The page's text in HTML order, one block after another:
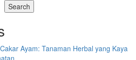
Dewa:
Khasiat”
Search
Ayam: Tanaman Herbal yang Kaya